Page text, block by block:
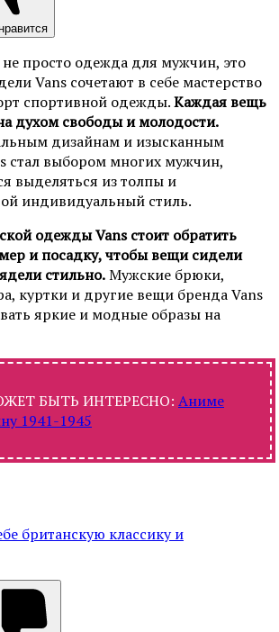
не просто одежда для мужчин, это
Vans сочетают в себе мастерство
спортивной одежды.Каждая вещь
духом свободы и молодости.
дизайнам и изысканным
стал выбором многих мужчин,
выделяться из толпы и
индивидуальный стиль.
одежды Vans стоит обратить
и посадку, чтобы вещи сидели
стильно.Мужские брюки,
куртки и другие вещи бренда Vans
яркие и модные образы на
БЫТЬ ИНТЕРЕСНО: Аниме
1941-1945